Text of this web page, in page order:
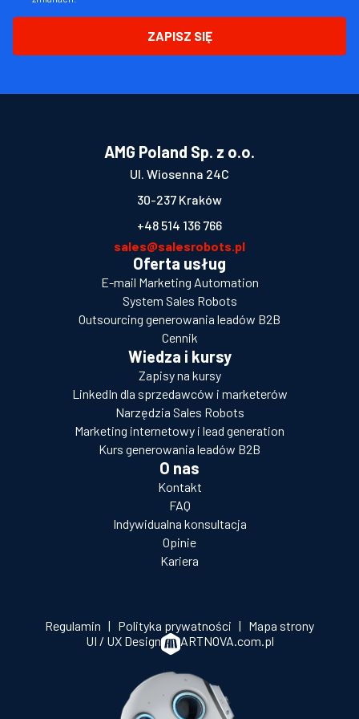
ZAPISZ SIĘ
AMG Poland Sp. z o.o.
Ul. Wiosenna 24C
30-237 Kraków
+48 514 136 766
sales@salesrobots.pl
Oferta usług
E-mail Marketing Automation
System Sales Robots
Outsourcing generowania leadów B2B
Cennik
Wiedza i kursy
Zapisy na kursy
LinkedIn dla sprzedawców i marketerów
Narzędzia Sales Robots
Marketing internetowy i lead generation
Kurs generowania leadów B2B
O nas
Kontakt
FAQ
Indywidualna konsultacja
Opinie
Kariera
Regulamin | Polityka prywatności | Mapa strony
UI / UX Design
ARTNOVA.com.pl